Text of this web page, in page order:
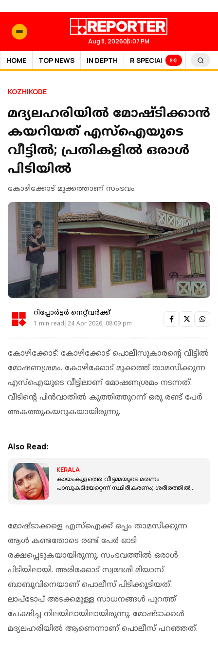
Aug 8, 202605:07 PM
HOME TOP NEWS IN DEPTH R SPECIAL SPORTS
KOZHIKODE
മദ്യലഹരിയിൽ മോഷ്ടിക്കാൻ
കയറിയത് എസ്ഐയുടെ
വീട്ടിൽ; പ്രതികളിൽ ഒരാൾ
പിടിയിൽ
കോഴിക്കോട് മുക്കത്താണ് സംഭവം
റിപ്പോർട്ടർ നെറ്റ്‌വര്‍ക്ക്‌
1 min read|24 Apr 2026, 08:09 pm
കോഴിക്കോട്: കോഴിക്കോട് പൊലീസുകാരൻ്റെ വീട്ടിൽ
മോഷണശ്രമം. കോഴിക്കോട് മുക്കത്ത് താമസിക്കുന്ന
എസ്ഐയുടെ വീട്ടിലാണ് മോഷണശ്രമം നടന്നത്.
വീടിൻ്റെ പിൻവാതിൽ കുത്തിത്തുറന്ന് ഒരു രണ്ട് പേർ
അകത്തുകയറുകയായിരുന്നു.
Also Read:
KERALA
കായംകുളത്തെ വീട്ടമ്മയുടെ മരണം
പാമ്പുകടിയേറ്റെന്ന് സ്ഥിരീകരണം; ശരീരത്തില്‍
മോഷ്ടാക്കളെ എസ്ഐക്ക് ഒപ്പം താമസിക്കുന്ന
ആൾ കണ്ടതോടെ രണ്ട് പേർ ഓടി
രക്ഷപ്പെടുകയായിരുന്നു. സംഭവത്തിൽ ഒരാൾ
പിടിയിലായി. അരിക്കോട് സ്വദേശി മിയാസ്
ബാബുവിനെയാണ് പൊലീസ് പിടിക്കൂടിയത്.
ലാപ്ടോപ് അടക്കമുള്ള സാധനങ്ങൾ പുറത്ത്
പേക്ഷിച്ച നിലയിലായിലായിരുന്നു. മോഷ്ടാക്കൾ
മദ്യലഹരിയിൽ ആണെന്നാണ് പൊലീസ് പറഞ്ഞത്.